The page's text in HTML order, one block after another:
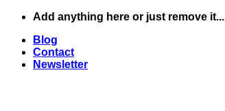
Skip
content
Add anything here or just remove it...
Blog
Contact
Newsletter